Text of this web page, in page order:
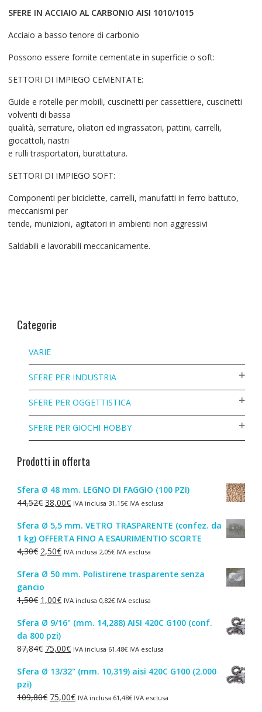
SFERE IN ACCIAIO AL CARBONIO AISI 1010/1015
Acciaio a basso tenore di carbonio
Possono essere fornite cementate in superficie o soft:
SETTORI DI IMPIEGO CEMENTATE:
Guide e rotelle per mobili, cuscinetti per cassettiere, cuscinetti
volventi di bassa
qualità, serrature, oliatori ed ingrassatori, pattini, carrelli,
giocattoli, nastri
e rulli trasportatori, burattatura.
SETTORI DI IMPIEGO SOFT:
Componenti per biciclette, carrelli, manufatti in ferro battuto,
meccanismi per
tende, munizioni, agitatori in ambienti non aggressivi
Saldabili e lavorabili meccanicamente.
Categorie
VARIE
SFERE PER INDUSTRIA
SFERE PER OGGETTISTICA
SFERE PER GIOCHI HOBBY
Prodotti in offerta
Sfera Ø 48 mm. LEGNO DI FAGGIO (100 PZI)
44,52€ Il
originale
era:
44,52€.
38,00€Il
attuale
è:
38,00€.
IVA inclusa 31,15€IVA esclusa
Sfera Ø 5,5 mm. VETRO TRASPARENTE (confez. da
1 kg) OFFERTA FINO A ESAURIMENTIO SCORTE
4,30€ Il
originale
era:
4,30€.
2,50€Il
attuale
2,50€.
IVA inclusa 2,05€IVA esclusa
Sfera Ø 50 mm. Polistirene trasparente senza
gancio
1,50€ Il
originale
era:
1,50€.
1,00€Il
attuale
è:
1,00€.
IVA inclusa 0,82€IVA esclusa
Sfera Ø 9/16" (mm. 14,288) AISI 420C G100 (conf.
da 800 pzi)
87,84€ Il
originale
87,84€.
75,00€Il
attuale
75,00€.
IVA inclusa 61,48€IVA esclusa
Sfera Ø 13/32" (mm. 10,319) aisi 420C G100 (2.000
pzi)
109,80€ Il
75,00€IlIVA inclusa 61,48€IVA esclusa